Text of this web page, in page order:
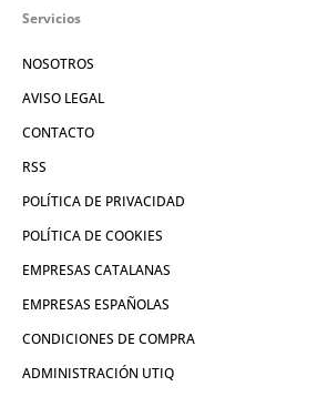
Servicios
NOSOTROS
AVISO LEGAL
CONTACTO
RSS
POLÍTICA DE PRIVACIDAD
POLÍTICA DE COOKIES
EMPRESAS CATALANAS
EMPRESAS ESPAÑOLAS
CONDICIONES DE COMPRA
ADMINISTRACIÓN UTIQ